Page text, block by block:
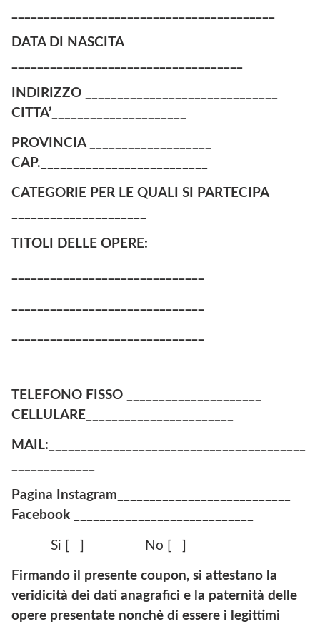
DATA DI NASCITA
INDIRIZZO ______________________________
CITTA’_____________________
PROVINCIA ___________________
CAP.__________________________
CATEGORIE PER LE QUALI SI PARTECIPA
TITOLI DELLE OPERE:
TELEFONO FISSO _____________________
CELLULARE_______________________
MAIL:________________________________________
Pagina Instagram___________________________
Facebook ____________________________
Si [ ] No [ ]
Firmando il presente coupon, si attestano la
veridicità dei dati anagrafici e la paternità delle
opere presentate nonchè di essere i legittimi